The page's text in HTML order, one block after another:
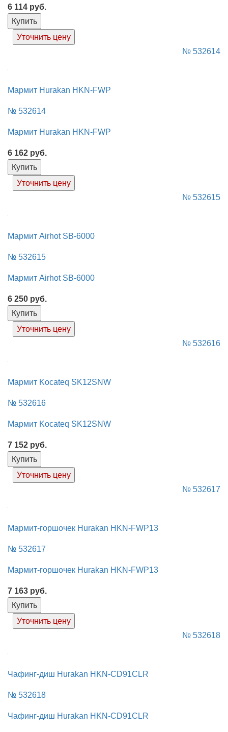
6 114 руб.
Купить
Уточнить цену
№ 532614
Мармит Hurakan HKN-FWP
№ 532614
Мармит Hurakan HKN-FWP
6 162 руб.
Купить
Уточнить цену
№ 532615
Мармит Airhot SB-6000
№ 532615
Мармит Airhot SB-6000
6 250 руб.
Купить
Уточнить цену
№ 532616
Мармит Kocateq SK12SNW
№ 532616
Мармит Kocateq SK12SNW
7 152 руб.
Купить
Уточнить цену
№ 532617
Мармит-горшочек Hurakan HKN-FWP13
№ 532617
Мармит-горшочек Hurakan HKN-FWP13
7 163 руб.
Купить
Уточнить цену
№ 532618
Чафинг-диш Hurakan HKN-CD91CLR
№ 532618
Чафинг-диш Hurakan HKN-CD91CLR